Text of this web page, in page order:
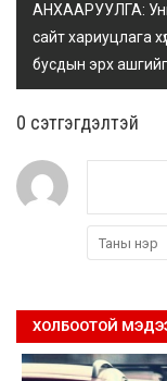
АНХААРУУЛГА:
сайт хариуцлага
бусдын эрх ашгийг
0 cэтгэгдэлтэй
ХОЛБООТОЙ